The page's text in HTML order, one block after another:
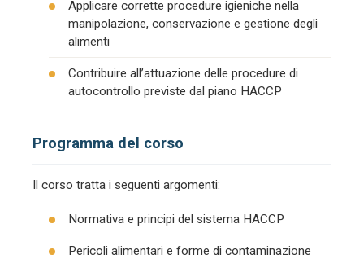
Applicare corrette procedure igieniche nella
manipolazione, conservazione e gestione degli
alimenti
Contribuire all’attuazione delle procedure di
autocontrollo previste dal piano HACCP
Programma del corso
Il corso tratta i seguenti argomenti:
Normativa e principi del sistema HACCP
Pericoli alimentari e forme di contaminazione